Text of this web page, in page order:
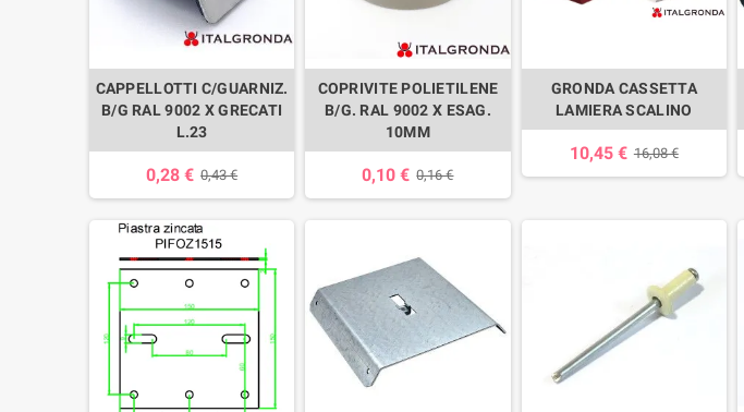
CAPPELLOTTI C/GUARNIZ.
B/G RAL 9002 X GRECATI
L.23
0,28 € 0,43 €
COPRIVITE POLIETILENE
B/G. RAL 9002 X ESAG.
10MM
0,10 € 0,16 €
GRONDA CASSETTA
LAMIERA SCALINO
10,45 € 16,08 €